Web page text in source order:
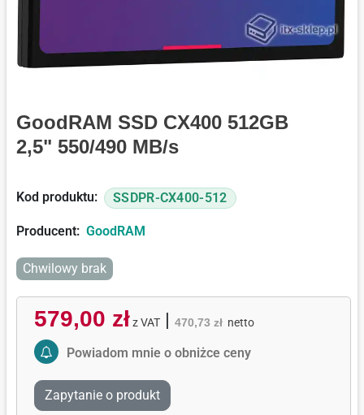
GoodRAM SSD CX400 512GB
2,5" 550/490 MB/s
Kod produktu: SSDPR-CX400-512
Producent: GoodRAM
Chwilowy brak
579,00 zł z VAT| 470,73 zł netto
Activate Price Alert
Powiadom mnie o obniżce ceny
Zapytanie o produkt